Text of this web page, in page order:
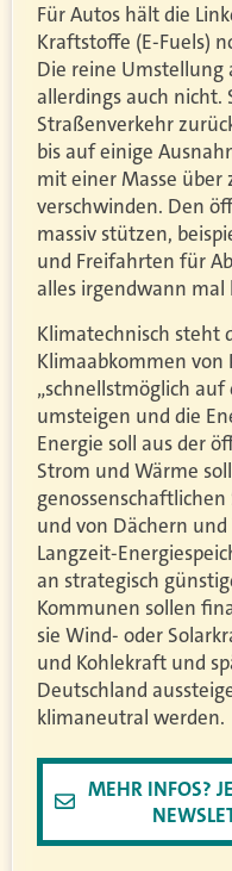
Für Autos hält die
Kraftstoffe (E-Fuels)
Die reine Umstellung
allerdings auch nicht.
Straßenverkehr
bis auf einige
mit einer Masse über
verschwinden. Den
massiv stützen,
und Freifahrten für
alles irgendwann mal
Klimatechnisch steht
Klimaabkommen von
„schnellstmöglich
umsteigen und die
Energie soll aus der
Strom und Wärme
und von Dächern
Langzeit-
an strategisch
Kommunen sollen
sie Wind- oder
und Kohlekraft und
Deutschland
klimaneutral werden.
MEHR INFOS?